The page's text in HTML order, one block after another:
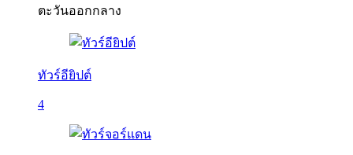
ตะวันออกกลาง
ทัวร์อียิปต์
4